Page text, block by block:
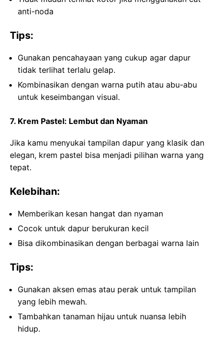
anti-noda
Tips:
Gunakan pencahayaan yang cukup agar dapur
tidak terlihat terlalu gelap.
Kombinasikan dengan warna putih atau abu-abu
untuk keseimbangan visual.
7. Krem Pastel: Lembut dan Nyaman
Jika kamu menyukai tampilan dapur yang klasik dan
elegan, krem pastel bisa menjadi pilihan warna yang
tepat.
Kelebihan:
Memberikan kesan hangat dan nyaman
Cocok untuk dapur berukuran kecil
Bisa dikombinasikan dengan berbagai warna lain
Tips:
Gunakan aksen emas atau perak untuk tampilan
yang lebih mewah.
Tambahkan tanaman hijau untuk nuansa lebih
hidup.